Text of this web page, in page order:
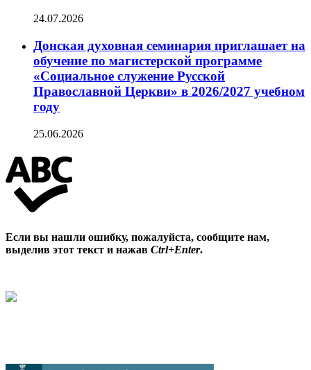
24.07.2026
Донская духовная семинария приглашает на
обучение по магистерской программе
«Социальное служение Русской
Православной Церкви» в 2026/2027 учебном
году
25.06.2026
Если вы нашли ошибку, пожалуйста, сообщите нам,
выделив этот текст и нажав Ctrl+Enter.